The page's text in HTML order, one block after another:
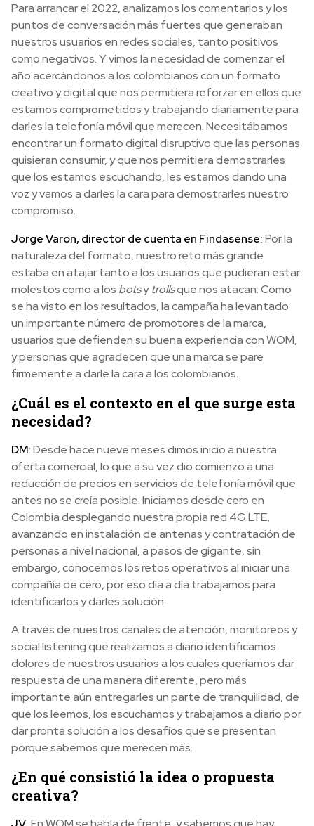
Para arrancar el 2022, analizamos los comentarios y los
puntos de conversación más fuertes que generaban
nuestros usuarios en redes sociales, tanto positivos
como negativos. Y vimos la necesidad de comenzar el
año acercándonos a los colombianos con un formato
creativo y digital que nos permitiera reforzar en ellos que
estamos comprometidos y trabajando diariamente para
darles la telefonía móvil que merecen. Necesitábamos
encontrar un formato digital disruptivo que las personas
quisieran consumir, y que nos permitiera demostrarles
que los estamos escuchando, les estamos dando una
voz y vamos a darles la cara para demostrarles nuestro
compromiso.
Jorge Varon, director de cuenta en Findasense:Por la
naturaleza del formato, nuestro reto más grande
estaba en atajar tanto a los usuarios que pudieran estar
molestos como a los botsytrollsque nos atacan. Como
se ha visto en los resultados, la campaña ha levantado
un importante número de promotores de la marca,
usuarios que defienden su buena experiencia con WOM,
y personas que agradecen que una marca se pare
firmemente a darle la cara a los colombianos.
¿Cuál es el contexto en el que surge esta
necesidad?
DM: Desde hace nueve meses dimos inicio a nuestra
oferta comercial, lo que a su vez dio comienzo a una
reducción de precios en servicios de telefonía móvil que
antes no se creía posible. Iniciamos desde cero en
Colombia desplegando nuestra propia red 4G LTE,
avanzando en instalación de antenas y contratación de
personas a nivel nacional, a pasos de gigante, sin
embargo, conocemos los retos operativos al iniciar una
compañía de cero, por eso día a día trabajamos para
identificarlos y darles solución.
A través de nuestros canales de atención, monitoreos y
social listening que realizamos a diario identificamos
dolores de nuestros usuarios a los cuales queríamos dar
respuesta de una manera diferente, pero más
importante aún entregarles un parte de tranquilidad, de
que los leemos, los escuchamos y trabajamos a diario por
dar pronta solución a los desafíos que se presentan
porque sabemos que merecen más.
¿En qué consistió la idea o propuesta
creativa?